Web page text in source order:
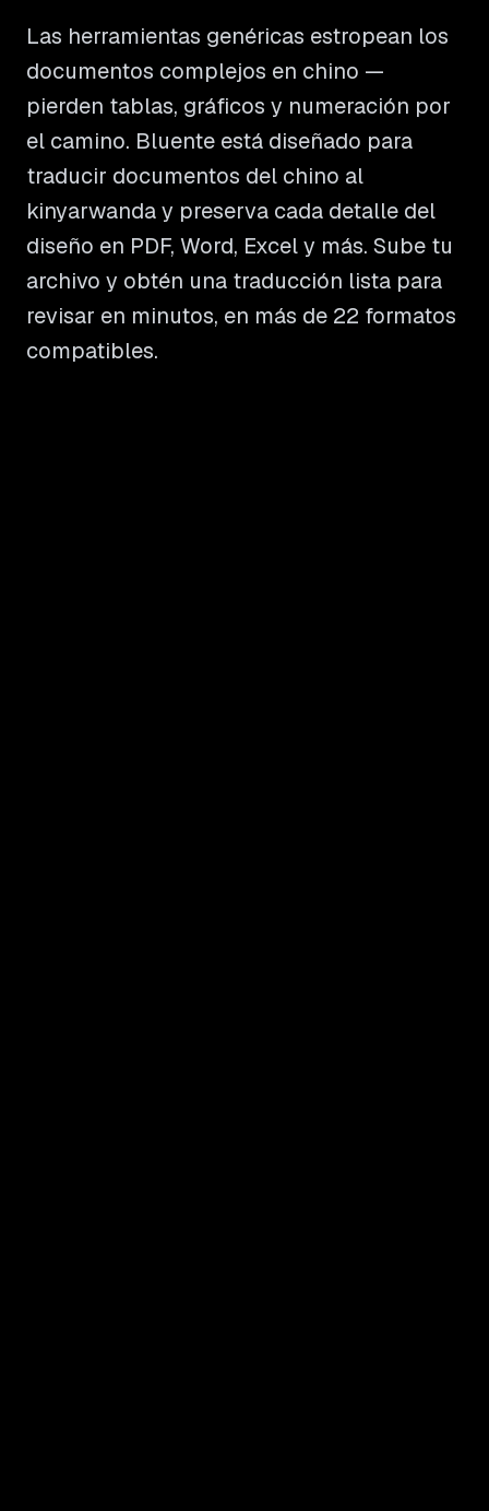
Las herramientas genéricas estropean los
documentos complejos en chino —
pierden tablas, gráficos y numeración por
el camino. Bluente está diseñado para
traducir documentos del chino al
kinyarwanda y preserva cada detalle del
diseño en PDF, Word, Excel y más. Sube tu
archivo y obtén una traducción lista para
revisar en minutos, en más de 22 formatos
compatibles.